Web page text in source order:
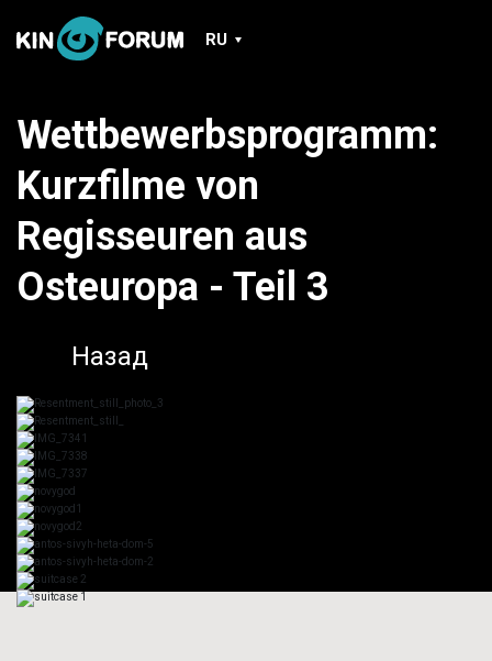
RU
Wettbewerbsprogramm:
Kurzfilme von
Regisseuren aus
Osteuropa - Teil 3
Назад